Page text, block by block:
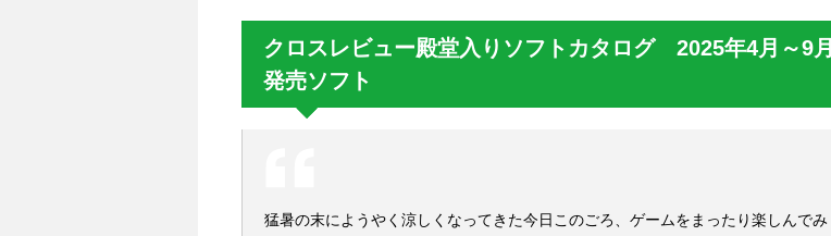
クロスレビュー殿堂入りソフトカタログ 2025年4月～9月
発売ソフト
猛暑の末にようやく涼しくなってきた今日このごろ、ゲームをまったり楽しんでみ